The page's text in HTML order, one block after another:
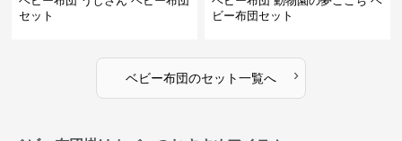
セット
ビー布団セット
ベビー布団のセット一覧へ ›